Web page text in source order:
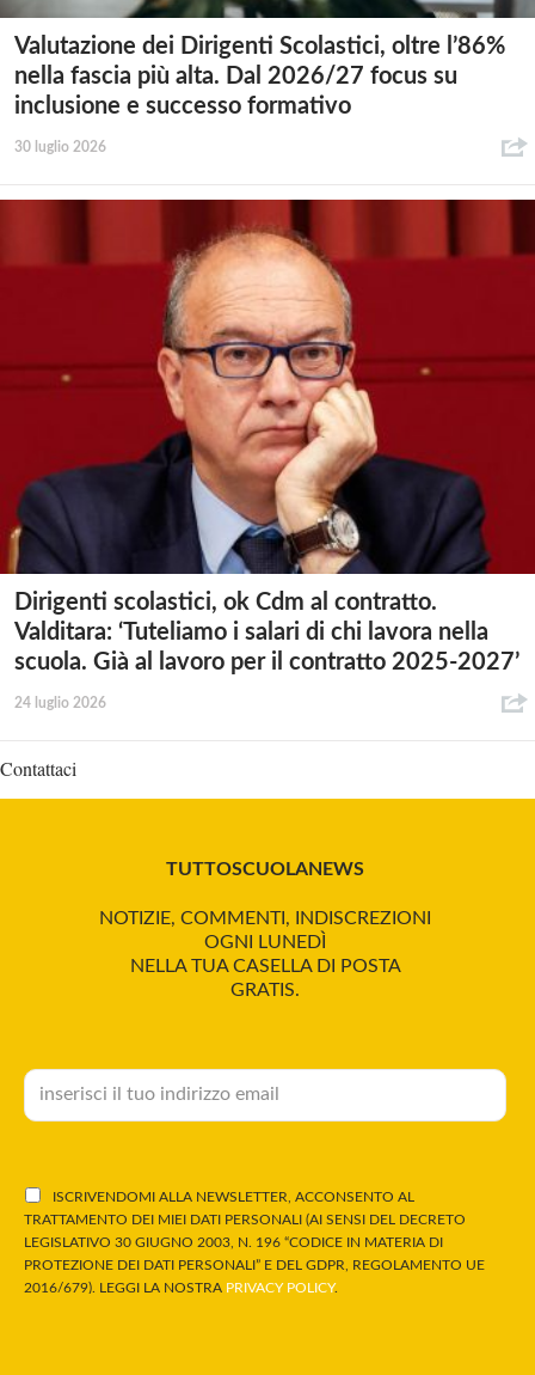
Valutazione dei Dirigenti Scolastici, oltre l’86%
nella fascia più alta. Dal 2026/27 focus su
inclusione e successo formativo
30 luglio 2026
Dirigenti scolastici, ok Cdm al contratto.
Valditara: ‘Tuteliamo i salari di chi lavora nella
scuola. Già al lavoro per il contratto 2025-2027’
24 luglio 2026
Contattaci
TUTTOSCUOLANEWS
NOTIZIE, COMMENTI, INDISCREZIONI
OGNI LUNEDÌ
NELLA TUA CASELLA DI POSTA
GRATIS.
ISCRIVENDOMI ALLA NEWSLETTER, ACCONSENTO AL
TRATTAMENTO DEI MIEI DATI PERSONALI (AI SENSI DEL DECRETO
LEGISLATIVO 30 GIUGNO 2003, N. 196 “CODICE IN MATERIA DI
PROTEZIONE DEI DATI PERSONALI” E DEL GDPR, REGOLAMENTO UE
2016/679). LEGGI LA NOSTRA PRIVACY POLICY.